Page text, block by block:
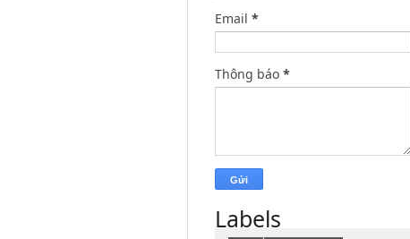
Email *
Thông báo *
Labels